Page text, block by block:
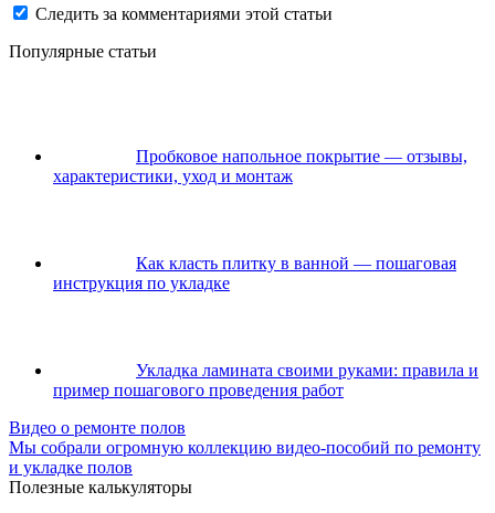
Следить за комментариями этой статьи
Популярные статьи
Пробковое напольное покрытие — отзывы,
характеристики, уход и монтаж
Как класть плитку в ванной — пошаговая
инструкция по укладке
Укладка ламината своими руками: правила и
пример пошагового проведения работ
Видео о ремонте полов
Мы собрали огромную коллекцию видео-пособий по ремонту
и укладке полов
Полезные калькуляторы